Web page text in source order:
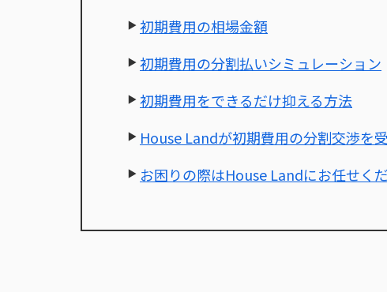
初期費用の相場金額
初期費用の分割払いシミュレーション
初期費用をできるだけ抑える方法
House Landが初期費用の分割交渉を
お困りの際はHouse Landにお任せく